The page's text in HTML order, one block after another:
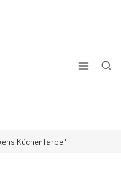
Küchenfarbe"